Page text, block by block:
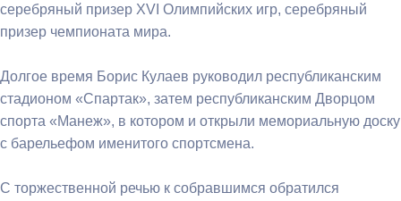
серебряный призер XVI Олимпийских игр, серебряный
призер чемпионата мира.
Долгое время Борис Кулаев руководил республиканским
стадионом «Спартак», затем республиканским Дворцом
спорта «Манеж», в котором и открыли мемориальную доску
с барельефом именитого спортсмена.
С торжественной речью к собравшимся обратился